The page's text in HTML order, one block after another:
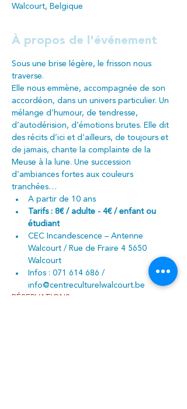
Walcourt, Belgique
À propos de l'événement
Sous une brise légère, le frisson nous
traverse.
Elle nous emmène, accompagnée de son
accordéon, dans un univers particulier. Un
mélange d’humour, de tendresse,
d’autodérision, d’émotions brutes. Elle dit
des récits d’ici et d’ailleurs, de toujours et
de jamais, chante la complainte de la
Meuse à la lune. Une succession
d’ambiances fortes aux couleurs
tranchées…
A partir de 10 ans
Tarifs : 8€ / adulte - 4€ / enfant ou
étudiant
CEC Incandescence – Antenne
Walcourt / Rue de Fraire 4 5650
Walcourt
Infos : 071 614 686 /
info@centreculturelwalcourt.be
RÉSERVATIONS